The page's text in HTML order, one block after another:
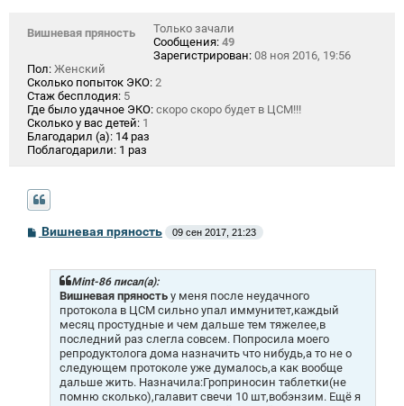
Вишневая пряность
Только зачали
Сообщения: 49
Зарегистрирован: 08 ноя 2016, 19:56
Пол: Женский
Сколько попыток ЭКО: 2
Стаж бесплодия: 5
Где было удачное ЭКО: скоро скоро будет в ЦСМ!!!
Сколько у вас детей: 1
Благодарил (а): 14 раз
Поблагодарили: 1 раз
СВишневая пряность 09 сен 2017, 21:23
Mint-86 писал(а):
Вишневая пряность у меня после неудачного
протокола в ЦСМ сильно упал иммунитет,каждый
месяц простудные и чем дальше тем тяжелее,в
последний раз слегла совсем. Попросила моего
репродуктолога дома назначить что нибудь,а то не о
следующем протоколе уже думалось,а как вообще
дальше жить. Назначила:Гроприносин таблетки(не
помню сколько),галавит свечи 10 шт,вобэнзим. Ещё я